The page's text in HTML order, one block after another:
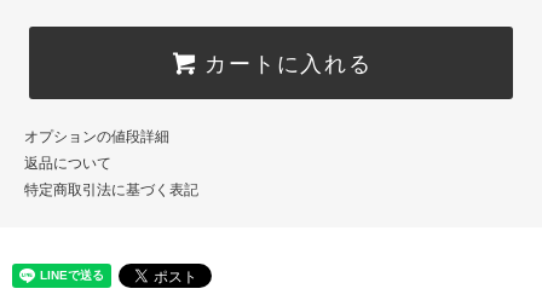
カートに入れる
オプションの値段詳細
返品について
特定商取引法に基づく表記